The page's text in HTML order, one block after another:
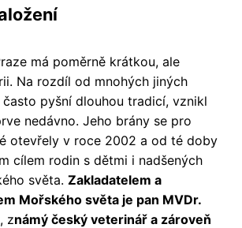
má poměrně krátkou, ale
Na rozdíl od mnohých jiných
pyšní dlouhou tradicí, vznikl
nedávno. Jeho brány se pro
otevřely v roce 2002 a od té doby
cílem rodin s dětmi i nadšených
světa. Zakladatelem a
Mořského světa je pan MVDr.
, známý český veterinář a zároveň